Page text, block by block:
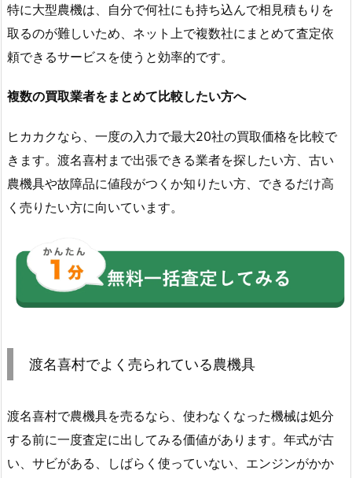
特に大型農機は、自分で何社にも持ち込んで相見積もりを
取るのが難しいため、ネット上で複数社にまとめて査定依
頼できるサービスを使うと効率的です。
複数の買取業者をまとめて比較したい方へ
ヒカカクなら、一度の入力で最大20社の買取価格を比較で
きます。渡名喜村まで出張できる業者を探したい方、古い
農機具や故障品に値段がつくか知りたい方、できるだけ高
く売りたい方に向いています。
渡名喜村でよく売られている農機具
渡名喜村で農機具を売るなら、使わなくなった機械は処分
する前に一度査定に出してみる価値があります。年式が古
い、サビがある、しばらく使っていない、エンジンがかか